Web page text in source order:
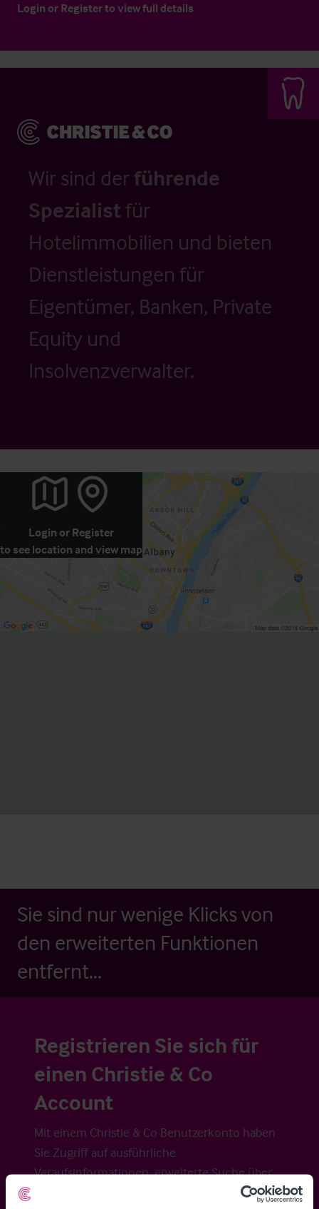
Login or Registerto view full details
Wir sind der führende
Spezialistfür
Hotelimmobilien und bieten
Dienstleistungen für
Eigentümer, Banken, Private
Equity und
Insolvenzverwalter.
Login or Register
to see location and view map
Sie sind nur wenige Klicks von
den erweiterten Funktionen
entfernt...
Registrieren Sie sich für
einen Christie & Co
Account
Mit einem Christie & Co Benutzerkonto haben
Sie Zugriff auf ausführliche
Veraufsinformationen, erweiterte Suche über